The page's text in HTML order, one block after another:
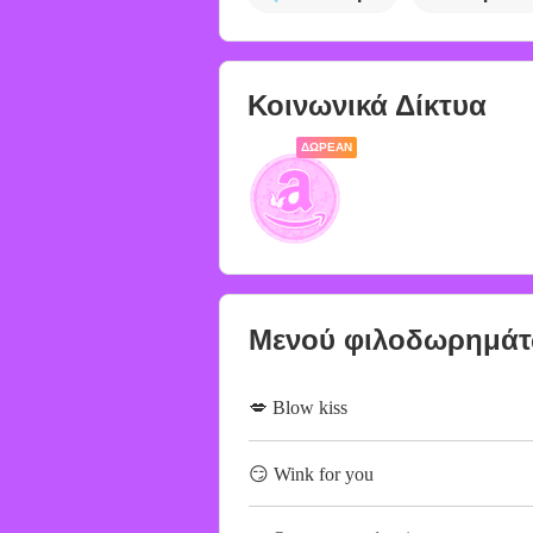
Κοινωνικά Δίκτυα
ΔΩΡΕΆΝ
Μενού
💋 Blow kiss
😏 Wink for you